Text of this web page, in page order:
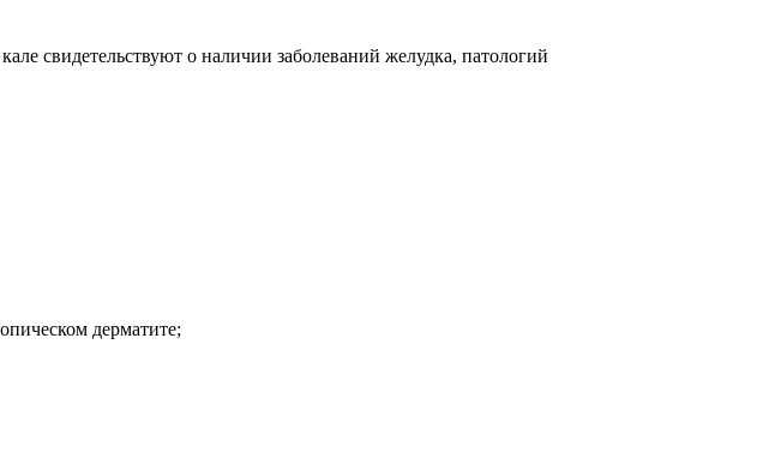
свидетельствуют о наличии заболеваний желудка, патологий
дерматите;